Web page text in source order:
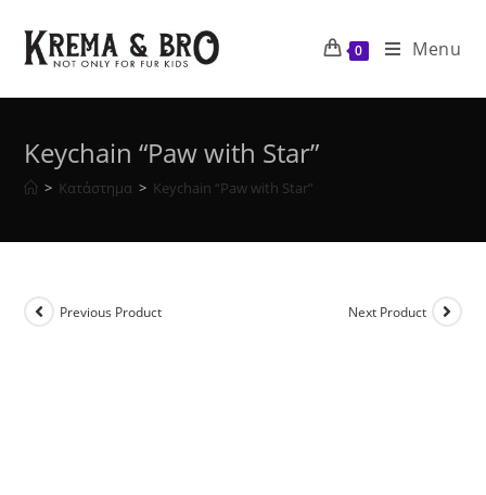
content
0 Menu
Keychain “Paw with Star”
> Κατάστημα > Keychain “Paw with Star”
Previous Product Next Product